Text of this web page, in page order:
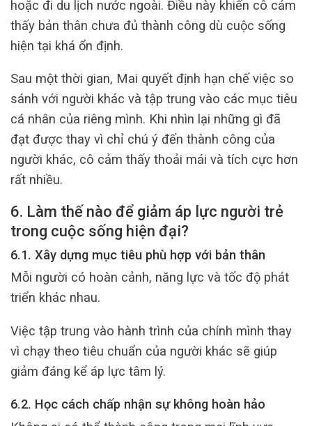
hoặc đi du lịch nước ngoài. Điều này khiến cô cảm
thấy bản thân chưa đủ thành công dù cuộc sống
hiện tại khá ổn định.
Sau một thời gian, Mai quyết định hạn chế việc so
sánh với người khác và tập trung vào các mục tiêu
cá nhân của riêng mình. Khi nhìn lại những gì đã
đạt được thay vì chỉ chú ý đến thành công của
người khác, cô cảm thấy thoải mái và tích cực hơn
rất nhiều.
6. Làm thế nào để giảm áp lực người trẻ
trong cuộc sống hiện đại?
6.1. Xây dựng mục tiêu phù hợp với bản thân
Mỗi người có hoàn cảnh, năng lực và tốc độ phát
triển khác nhau.
Việc tập trung vào hành trình của chính mình thay
vì chạy theo tiêu chuẩn của người khác sẽ giúp
giảm đáng kể áp lực tâm lý.
6.2. Học cách chấp nhận sự không hoàn hảo